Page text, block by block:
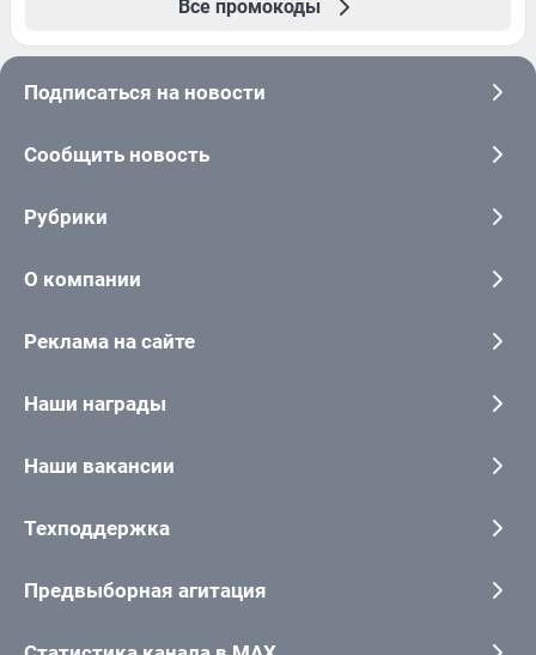
Все промокоды
Подписаться на новости
Сообщить новость
Рубрики
О компании
Реклама на сайте
Наши награды
Наши вакансии
Техподдержка
Предвыборная агитация